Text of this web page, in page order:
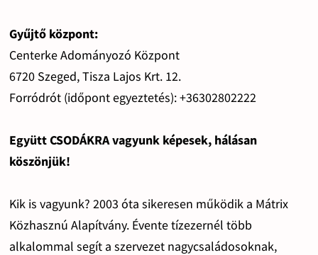
Gyűjtő központ:
Centerke Adományozó Központ
6720 Szeged, Tisza Lajos Krt. 12.
Forródrót (időpont egyeztetés): +36302802222
Együtt CSODÁKRA vagyunk képesek, hálásan
köszönjük!
Kik is vagyunk? 2003 óta sikeresen működik a Mátrix
Közhasznú Alapítvány. Évente tízezernél több
alkalommal segít a szervezet nagycsaládosoknak,